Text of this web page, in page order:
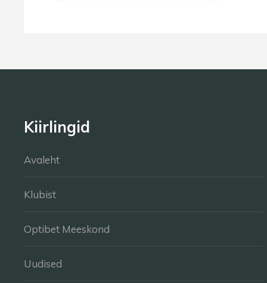
Kiirlingid
Avaleht
Klubist
Optibet Meeskond
Uudised